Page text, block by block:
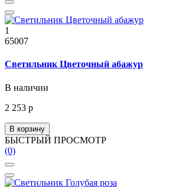
1
65007
Светильник Цветочный абажур
В наличии
2 253 р
В корзину
БЫСТРЫЙ ПРОСМОТР
(0)